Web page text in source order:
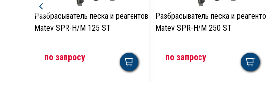
Разбрасыватель песка и реагентов
Matev SPR-H/M 125 ST
по запросу
Разбрасыватель песка и
Matev SPR-H/M 250 ST
по запросу